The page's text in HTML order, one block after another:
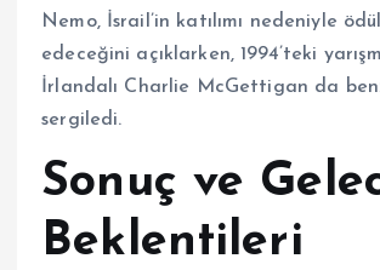
Nemo, İsrail’in katılımı nedeniyle
edeceğini açıklarken, 1994’teki
İrlandalı Charlie McGettigan da
sergiledi.
Sonuç ve
Beklentileri